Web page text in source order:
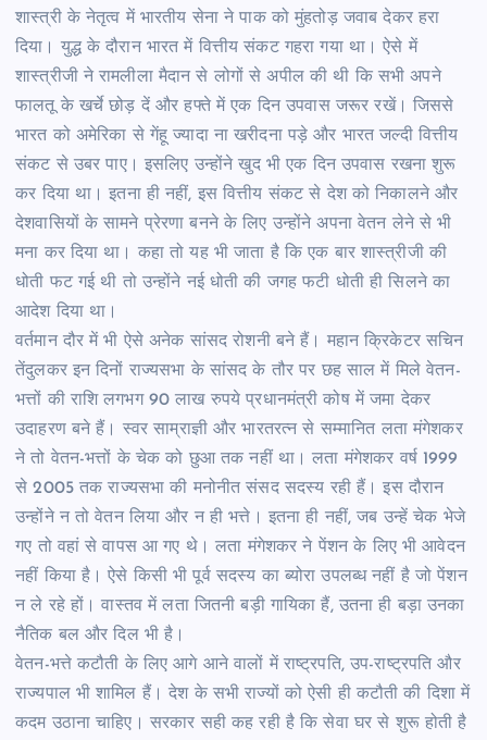
शास्त्री के नेतृत्व में भारतीय सेना ने पाक को मुंहतोड़ जवाब देकर हरा
दिया। युद्ध के दौरान भारत में वित्तीय संकट गहरा गया था। ऐसे में
शास्त्रीजी ने रामलीला मैदान से लोगों से अपील की थी कि सभी अपने
फालतू के खर्चे छोड़ दें और हफ्ते में एक दिन उपवास जरूर रखें। जिससे
भारत को अमेरिका से गेंहू ज्यादा ना खरीदना पड़े और भारत जल्दी वित्तीय
संकट से उबर पाए। इसलिए उन्होंने खुद भी एक दिन उपवास रखना शुरू
कर दिया था। इतना ही नहीं, इस वित्तीय संकट से देश को निकालने और
देशवासियों के सामने प्रेरणा बनने के लिए उन्होंने अपना वेतन लेने से भी
मना कर दिया था। कहा तो यह भी जाता है कि एक बार शास्त्रीजी की
धोती फट गई थी तो उन्होंने नई धोती की जगह फटी धोती ही सिलने का
आदेश दिया था।
वर्तमान दौर में भी ऐसे अनेक सांसद रोशनी बने हैं। महान क्रिकेटर सचिन
तेंदुलकर इन दिनों राज्यसभा के सांसद के तौर पर छह साल में मिले वेतन-
भत्तों की राशि लगभग 90 लाख रुपये प्रधानमंत्री कोष में जमा देकर
उदाहरण बने हैं। स्वर साम्राज्ञी और भारतरत्न से सम्मानित लता मंगेशकर
ने तो वेतन-भत्तों के चेक को छुआ तक नहीं था। लता मंगेशकर वर्ष 1999
से 2005 तक राज्यसभा की मनोनीत संसद सदस्य रही हैं। इस दौरान
उन्होंने न तो वेतन लिया और न ही भत्ते। इतना ही नहीं, जब उन्हें चेक भेजे
गए तो वहां से वापस आ गए थे। लता मंगेशकर ने पेंशन के लिए भी आवेदन
नहीं किया है। ऐसे किसी भी पूर्व सदस्य का ब्योरा उपलब्ध नहीं है जो पेंशन
न ले रहे हों। वास्तव में लता जितनी बड़ी गायिका हैं, उतना ही बड़ा उनका
नैतिक बल और दिल भी है।
वेतन-भत्ते कटौती के लिए आगे आने वालों में राष्ट्रपति, उप-राष्ट्रपति और
राज्यपाल भी शामिल हैं। देश के सभी राज्यों को ऐसी ही कटौती की दिशा में
कदम उठाना चाहिए। सरकार सही कह रही है कि सेवा घर से शुरू होती है